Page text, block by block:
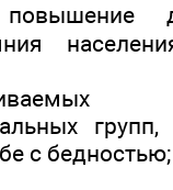
групп,
с бедностью;